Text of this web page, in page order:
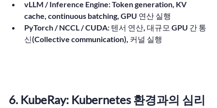
vLLM / Inference Engine: Token generation, KV
cache, continuous batching, GPU 연산 실행
PyTorch / NCCL / CUDA: 텐서 연산, 대규모 GPU 간 통
신(Collective communication), 커널 실행
6. KubeRay: Kubernetes 환경과의 심리